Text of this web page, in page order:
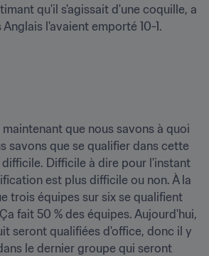
qu'il s'agissait d'une coquille, a
l'avaient emporté 10-1.
que nous savons à quoi
savons que se qualifier dans cette
Difficile à dire pour l'instant
est plus difficile ou non. À la
trois équipes sur six se qualifient
fait 50 % des équipes. Aujourd'hui,
seront qualifiées d'office, donc il y
le dernier groupe qui seront